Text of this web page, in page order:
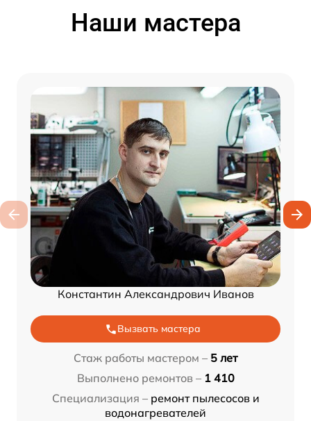
Наши мастера
Константин Александрович Иванов
Вызвать мастера
Стаж работы мастером – 5 лет
Выполнено ремонтов – 1 410
Специализация – ремонт пылесосов и
водонагревателей